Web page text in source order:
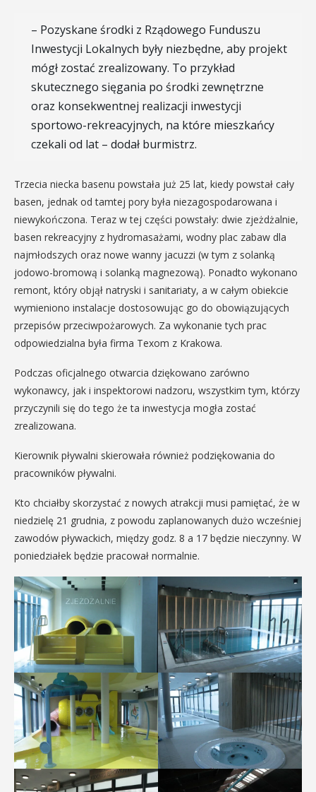
– Pozyskane środki z Rządowego Funduszu
Inwestycji Lokalnych były niezbędne, aby projekt
mógł zostać zrealizowany. To przykład
skutecznego sięgania po środki zewnętrzne
oraz konsekwentnej realizacji inwestycji
sportowo-rekreacyjnych, na które mieszkańcy
czekali od lat – dodał burmistrz.
Trzecia niecka basenu powstała już 25 lat, kiedy powstał cały
basen, jednak od tamtej pory była niezagospodarowana i
niewykończona. Teraz w tej części powstały: dwie zjeżdżalnie,
basen rekreacyjny z hydromasażami, wodny plac zabaw dla
najmłodszych oraz nowe wanny jacuzzi (w tym z solanką
jodowo-bromową i solanką magnezową). Ponadto wykonano
remont, który objął natryski i sanitariaty, a w całym obiekcie
wymieniono instalacje dostosowując go do obowiązujących
przepisów przeciwpożarowych. Za wykonanie tych prac
odpowiedzialna była firma Texom z Krakowa.
Podczas oficjalnego otwarcia dziękowano zarówno
wykonawcy, jak i inspektorowi nadzoru, wszystkim tym, którzy
przyczynili się do tego że ta inwestycja mogła zostać
zrealizowana.
Kierownik pływalni skierowała również podziękowania do
pracowników pływalni.
Kto chciałby skorzystać z nowych atrakcji musi pamiętać, że w
niedzielę 21 grudnia, z powodu zaplanowanych dużo wcześniej
zawodów pływackich, między godz. 8 a 17 będzie nieczynny. W
poniedziałek będzie pracował normalnie.